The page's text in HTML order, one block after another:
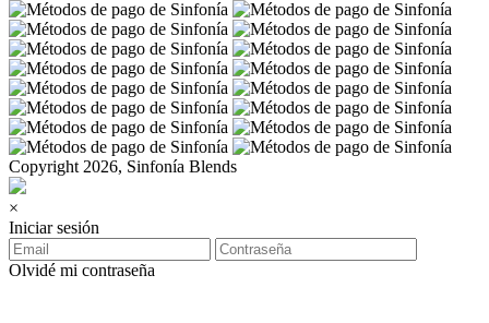
Copyright 2026, Sinfonía Blends
×
Iniciar sesión
Olvidé mi contraseña